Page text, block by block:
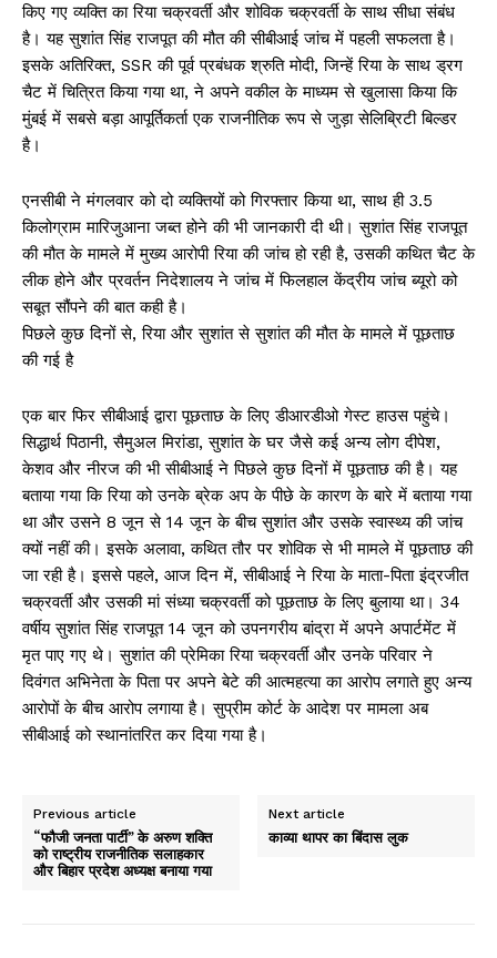
किए गए व्यक्ति का रिया चक्रवर्ती और शोविक चक्रवर्ती के साथ सीधा संबंध
है। यह सुशांत सिंह राजपूत की मौत की सीबीआई जांच में पहली सफलता है।
इसके अतिरिक्त, SSR की पूर्व प्रबंधक श्रुति मोदी, जिन्हें रिया के साथ ड्रग
चैट में चित्रित किया गया था, ने अपने वकील के माध्यम से खुलासा किया कि
मुंबई में सबसे बड़ा आपूर्तिकर्ता एक राजनीतिक रूप से जुड़ा सेलिब्रिटी बिल्डर
है।
एनसीबी ने मंगलवार को दो व्यक्तियों को गिरफ्तार किया था, साथ ही 3.5
किलोग्राम मारिजुआना जब्त होने की भी जानकारी दी थी। सुशांत सिंह राजपूत
की मौत के मामले में मुख्य आरोपी रिया की जांच हो रही है, उसकी कथित चैट के
लीक होने और प्रवर्तन निदेशालय ने जांच में फिलहाल केंद्रीय जांच ब्यूरो को
सबूत सौंपने की बात कही है।
पिछले कुछ दिनों से, रिया और सुशांत से सुशांत की मौत के मामले में पूछताछ
की गई है
एक बार फिर सीबीआई द्वारा पूछताछ के लिए डीआरडीओ गेस्ट हाउस पहुंचे।
सिद्धार्थ पिठानी, सैमुअल मिरांडा, सुशांत के घर जैसे कई अन्य लोग दीपेश,
केशव और नीरज की भी सीबीआई ने पिछले कुछ दिनों में पूछताछ की है। यह
बताया गया कि रिया को उनके ब्रेक अप के पीछे के कारण के बारे में बताया गया
था और उसने 8 जून से 14 जून के बीच सुशांत और उसके स्वास्थ्य की जांच
क्यों नहीं की। इसके अलावा, कथित तौर पर शोविक से भी मामले में पूछताछ की
जा रही है। इससे पहले, आज दिन में, सीबीआई ने रिया के माता-पिता इंद्रजीत
चक्रवर्ती और उसकी मां संध्या चक्रवर्ती को पूछताछ के लिए बुलाया था। 34
वर्षीय सुशांत सिंह राजपूत 14 जून को उपनगरीय बांद्रा में अपने अपार्टमेंट में
मृत पाए गए थे। सुशांत की प्रेमिका रिया चक्रवर्ती और उनके परिवार ने
दिवंगत अभिनेता के पिता पर अपने बेटे की आत्महत्या का आरोप लगाते हुए अन्य
आरोपों के बीच आरोप लगाया है। सुप्रीम कोर्ट के आदेश पर मामला अब
सीबीआई को स्थानांतरित कर दिया गया है।
Previous article
“फौजी जनता पार्टी” के अरुण शक्ति
को राष्ट्रीय राजनीतिक सलाहकार
और बिहार प्रदेश अध्यक्ष बनाया गया
Next article
काव्या थापर का बिंदास लुक